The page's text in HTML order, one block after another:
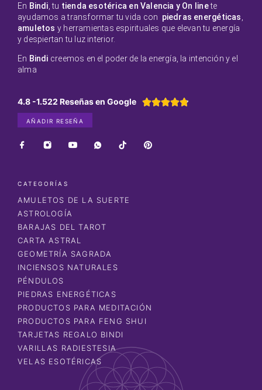
En Bindi , tu tienda esotérica en Valencia y On linete
ayudamos a transformar tu vida con piedras energéticas
amuletos y herramientas espirituales que elevan tu energía
y despiertan tu luz interior.
En Bindi creemos en el poder de la energía, la intención y el
alma
4.8 -1.522 Reseñas en Google 
AÑADIR RESEÑA
CATEGORÍAS
AMULETOS DE LA SUERTE
ASTROLOGÍA
BARAJAS DEL TAROT
CARTA ASTRAL
GEOMETRÍA SAGRADA
INCIENSOS NATURALES
PÉNDULOS
PIEDRAS ENERGÉTICAS
PRODUCTOS PARA MEDITACIÓN
PRODUCTOS PARA FENG SHUI
TARJETAS REGALO BINDI
VARILLAS RADIESTESIA
VELAS ESOTÉRICAS